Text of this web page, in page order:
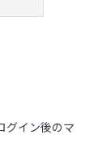
グイン後のマ